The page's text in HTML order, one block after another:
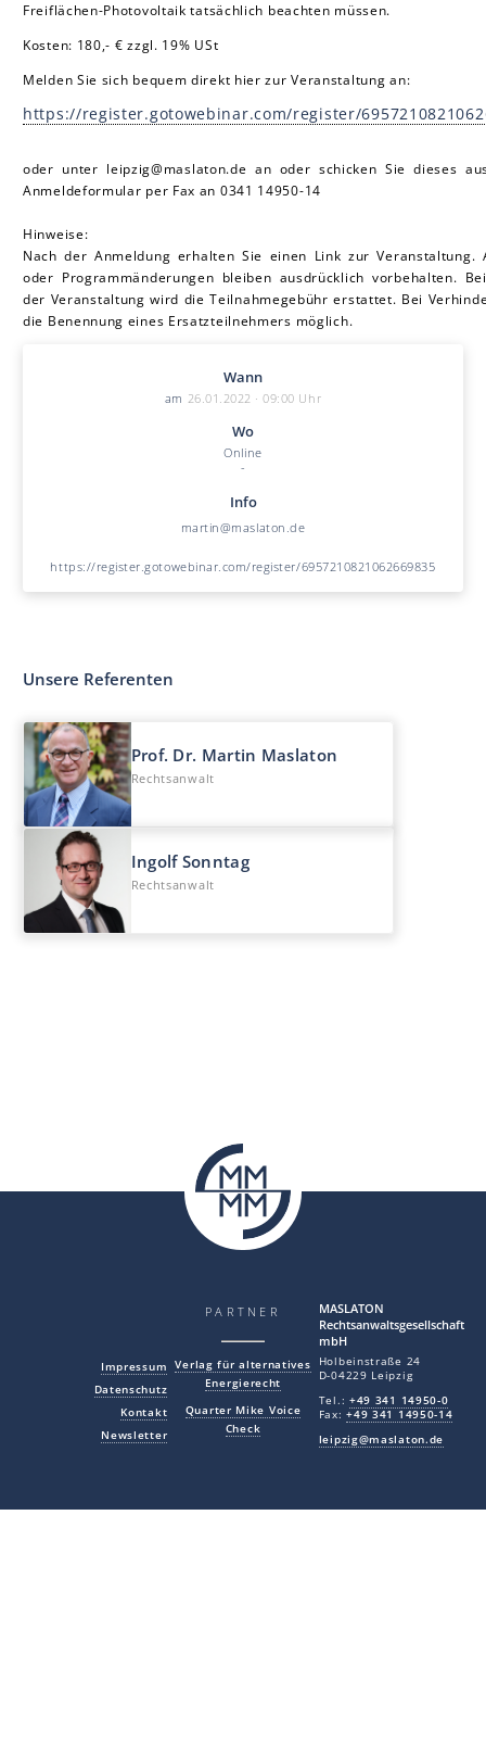
Freiflächen-Photovoltaik tatsächlich beachten müssen.
Kosten: 180,- € zzgl. 19% USt
Melden Sie sich bequem direkt hier zur Veranstaltung an:
https://register.gotowebinar.com/register/
oder unter leipzig@maslaton.de an oder schicken Sie dieses
Anmeldeformular per Fax an 0341 14950-14
Hinweise:
Nach der Anmeldung erhalten Sie einen Link zur Veranstaltung.
oder Programmänderungen bleiben ausdrücklich vorbehalten.
der Veranstaltung wird die Teilnahmegebühr erstattet. Bei
die Benennung eines Ersatzteilnehmers möglich.
Wann
am 26.01.2022 · 09:00 Uhr
Wo
Online
-
Info
martin@maslaton.de
https://register.gotowebinar.com/register/6957210821062669835
Unsere Referenten
Prof. Dr. Martin Mas la ton
Rechtsanwalt
Ingolf Sonntag
Rechtsanwalt
Impressum
Datenschutz
Kontakt
Newsletter
PARTNER
Verlag für alternatives
Energierecht
Quarter Mike Voice
Check
MAS LA TON
Rechtsanwaltsgesellschaft
mbH
Holbeinstraße 24
D-04229 Leipzig
Tel.: +49 341 14950-0
Fax:+49 341 14950-14
leipzig@maslaton.de